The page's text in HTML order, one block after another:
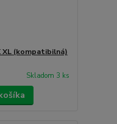
XL (kompatibilná)
Skladom 3 ks